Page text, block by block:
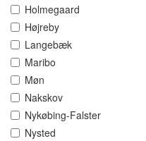
Holmegaard
Højreby
Langebæk
Maribo
Møn
Nakskov
Nykøbing-Falster
Nysted